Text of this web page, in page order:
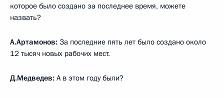
которое было создано за последнее время, можете
назвать?
А.Артамонов: За последние пять лет было создано около
12 тысяч новых рабочих мест.
Д.Медведев: А в этом году были?